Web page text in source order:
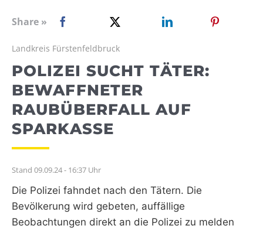
WEBRADIO
Share »
Landkreis Fürstenfeldbruck
POLIZEI SUCHT TÄTER:
BEWAFFNETER
RAUBÜBERFALL AUF
SPARKASSE
Stand 09.09.24 - 16:37 Uhr
Die Polizei fahndet nach den Tätern. Die
Bevölkerung wird gebeten, auffällige
Beobachtungen direkt an die Polizei zu melden